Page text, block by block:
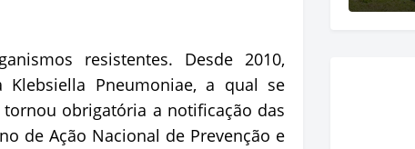
resistentes. Desde 2010,
Pneumoniae, a qual se
obrigatória a notificação das
de Ação Nacional de Prevenção e